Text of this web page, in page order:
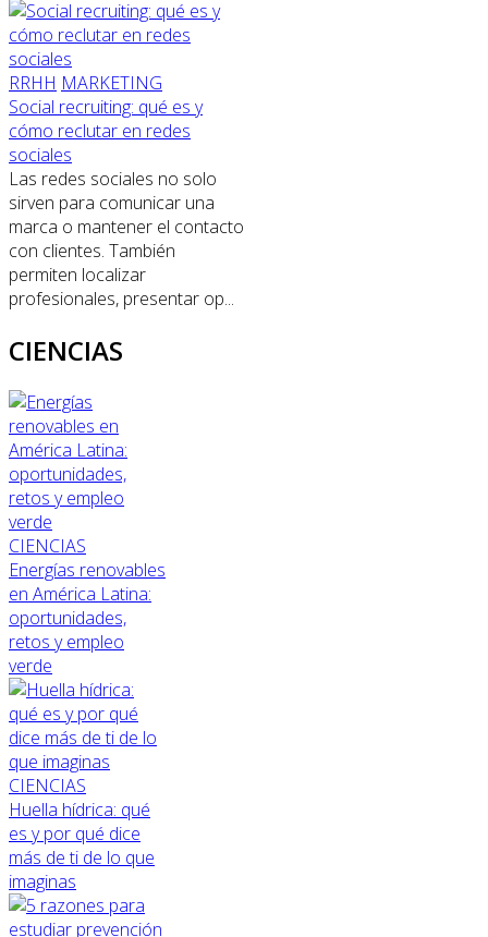
RRHH MARKETING
Social recruiting: qué es y
cómo reclutar en redes
sociales
Las redes sociales no solo
sirven para comunicar una
marca o mantener el contacto
con clientes. También
permiten localizar
profesionales, presentar op...
CIENCIAS
CIENCIAS
Energías renovables
en América Latina:
oportunidades,
retos y empleo
verde
CIENCIAS
Huella hídrica: qué
es y por qué dice
más de ti de lo que
imaginas